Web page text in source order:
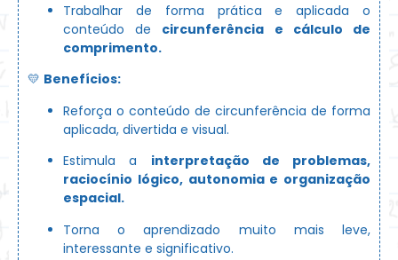
Trabalhar de forma prática e aplicada o
conteúdo de circunferência e cálculo de
comprimento.
💛 Benefícios:
Reforça o conteúdo de circunferência de forma
aplicada, divertida e visual.
Estimula a interpretação de problemas,
raciocínio lógico, autonomia e organização
espacial.
Torna o aprendizado muito mais leve,
interessante e significativo.